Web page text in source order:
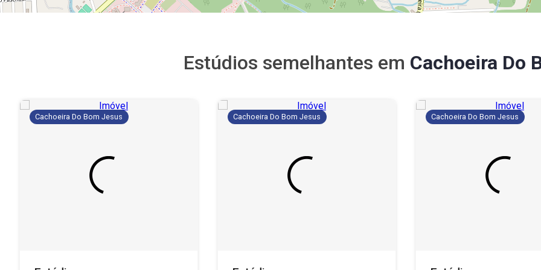
Estúdios semelhantes em Cachoeira Do
Cachoeira Do Bom Jesus Cachoeira Do Bom Jesus Cachoeira Do Bom Jesus